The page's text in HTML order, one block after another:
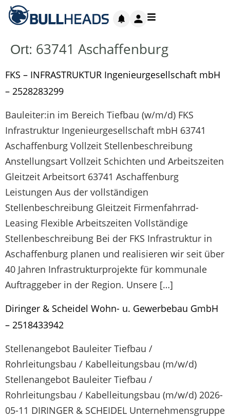
Ort: 63741 Aschaffenburg
FKS – INFRASTRUKTUR Ingenieurgesellschaft mbH
– 2528283299
Bauleiter:in im Bereich Tiefbau (w/m/d) FKS
Infrastruktur Ingenieurgesellschaft mbH 63741
Aschaffenburg Vollzeit Stellenbeschreibung
Anstellungsart Vollzeit Schichten und Arbeitszeiten
Gleitzeit Arbeitsort 63741 Aschaffenburg
Leistungen Aus der vollständigen
Stellenbeschreibung Gleitzeit Firmenfahrrad-
Leasing Flexible Arbeitszeiten Vollständige
Stellenbeschreibung Bei der FKS Infrastruktur in
Aschaffenburg planen und realisieren wir seit über
40 Jahren Infrastrukturprojekte für kommunale
Auftraggeber in der Region. Unsere […]
Diringer & Scheidel Wohn- u. Gewerbebau GmbH
– 2518433942
Stellenangebot Bauleiter Tiefbau /
Rohrleitungsbau / Kabelleitungsbau (m/w/d)
Stellenangebot Bauleiter Tiefbau /
Rohrleitungsbau / Kabelleitungsbau (m/w/d) 2026-
05-11 DIRINGER & SCHEIDEL Unternehmensgruppe